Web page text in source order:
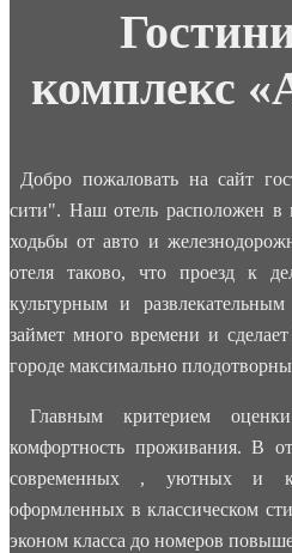
комплекс
Добро пожаловать на сайт
сити". Наш отель расположен в
ходьбы от авто и
отеля таково, что проезд к
культурным и
займет много времени и
городе максимально
Главным критерием
комфортность проживания. В
современных , уютных и
оформленных в классическом
эконом класса до номеров